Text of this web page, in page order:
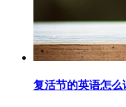
复活节的英语怎